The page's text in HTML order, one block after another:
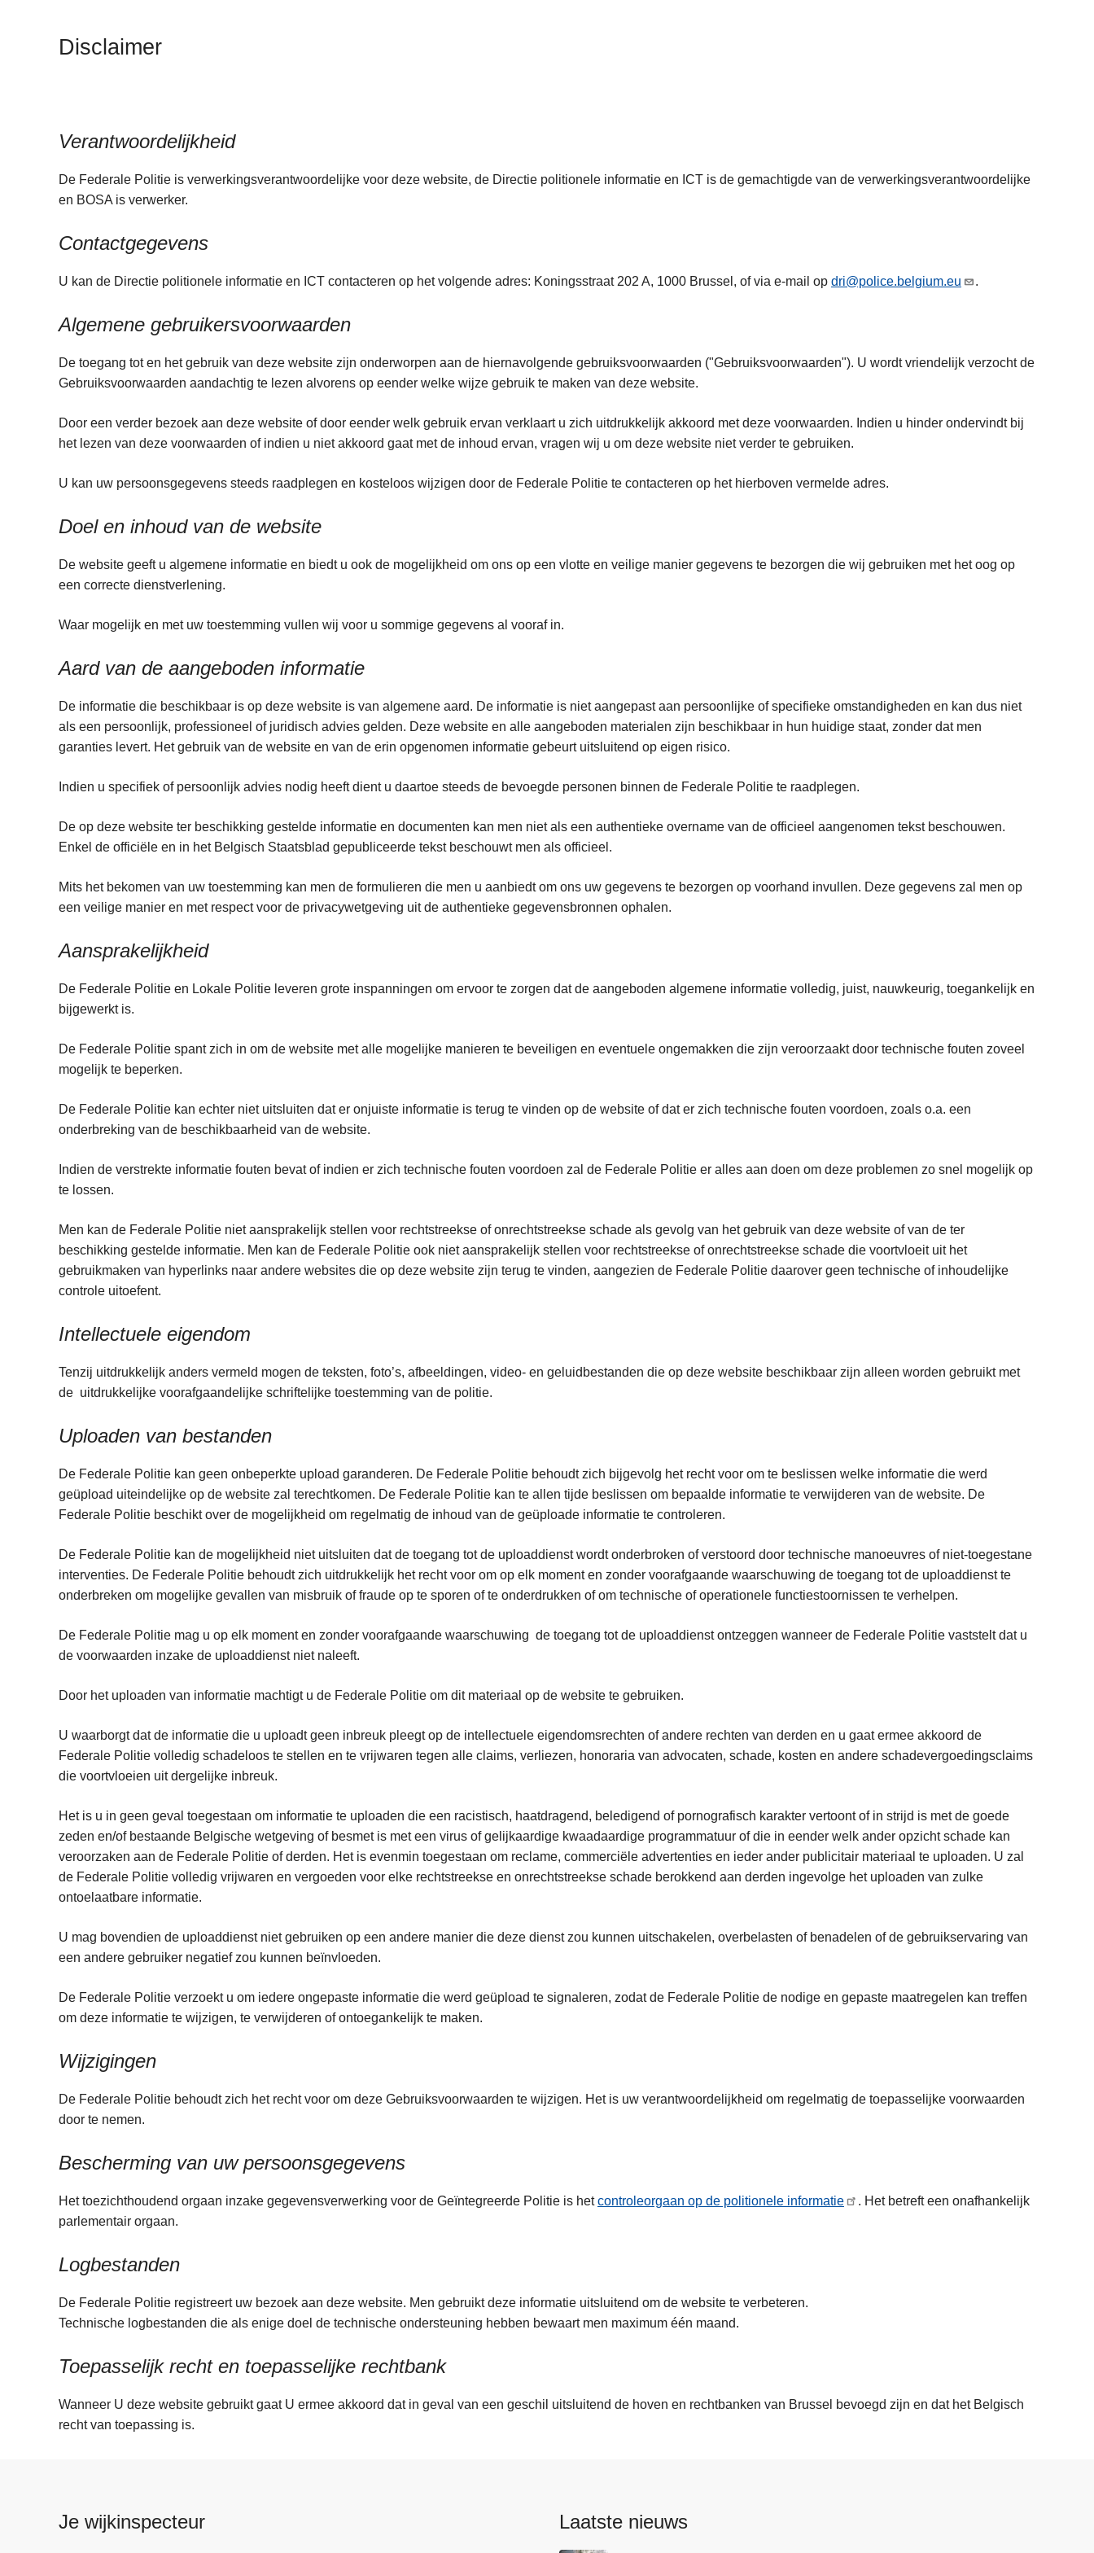
Disclaimer
Verantwoordelijkheid
De Federale Politie is verwerkingsverantwoordelijke voor deze website, de Directie politionele informatie en ICT is de gemachtigde van de verwerkingsverantwoordelijke
en BOSA is verwerker.
Contactgegevens
U kan de Directie politionele informatie en ICT contacteren op het volgende adres: Koningsstraat 202 A, 1000 Brussel, of via e-mail op dri@police.belgium.eu .
Algemene gebruikersvoorwaarden
De toegang tot en het gebruik van deze website zijn onderworpen aan de hiernavolgende gebruiksvoorwaarden ("Gebruiksvoorwaarden"). U wordt vriendelijk verzocht de
Gebruiksvoorwaarden aandachtig te lezen alvorens op eender welke wijze gebruik te maken van deze website.
Door een verder bezoek aan deze website of door eender welk gebruik ervan verklaart u zich uitdrukkelijk akkoord met deze voorwaarden. Indien u hinder ondervindt bij
het lezen van deze voorwaarden of indien u niet akkoord gaat met de inhoud ervan, vragen wij u om deze website niet verder te gebruiken.
U kan uw persoonsgegevens steeds raadplegen en kosteloos wijzigen door de Federale Politie te contacteren op het hierboven vermelde adres.
Doel en inhoud van de website
De website geeft u algemene informatie en biedt u ook de mogelijkheid om ons op een vlotte en veilige manier gegevens te bezorgen die wij gebruiken met het oog op
een correcte dienstverlening.
Waar mogelijk en met uw toestemming vullen wij voor u sommige gegevens al vooraf in.
Aard van de aangeboden informatie
De informatie die beschikbaar is op deze website is van algemene aard. De informatie is niet aangepast aan persoonlijke of specifieke omstandigheden en kan dus niet
als een persoonlijk, professioneel of juridisch advies gelden. Deze website en alle aangeboden materialen zijn beschikbaar in hun huidige staat, zonder dat men
garanties levert. Het gebruik van de website en van de erin opgenomen informatie gebeurt uitsluitend op eigen risico.
Indien u specifiek of persoonlijk advies nodig heeft dient u daartoe steeds de bevoegde personen binnen de Federale Politie te raadplegen.
De op deze website ter beschikking gestelde informatie en documenten kan men niet als een authentieke overname van de officieel aangenomen tekst beschouwen.
Enkel de officiële en in het Belgisch Staatsblad gepubliceerde tekst beschouwt men als officieel.
Mits het bekomen van uw toestemming kan men de formulieren die men u aanbiedt om ons uw gegevens te bezorgen op voorhand invullen. Deze gegevens zal men op
een veilige manier en met respect voor de privacywetgeving uit de authentieke gegevensbronnen ophalen.
Aansprakelijkheid
De Federale Politie en Lokale Politie leveren grote inspanningen om ervoor te zorgen dat de aangeboden algemene informatie volledig, juist, nauwkeurig, toegankelijk en
bijgewerkt is.
De Federale Politie spant zich in om de website met alle mogelijke manieren te beveiligen en eventuele ongemakken die zijn veroorzaakt door technische fouten zoveel
mogelijk te beperken.
De Federale Politie kan echter niet uitsluiten dat er onjuiste informatie is terug te vinden op de website of dat er zich technische fouten voordoen, zoals o.a. een
onderbreking van de beschikbaarheid van de website.
Indien de verstrekte informatie fouten bevat of indien er zich technische fouten voordoen zal de Federale Politie er alles aan doen om deze problemen zo snel mogelijk op
te lossen.
Men kan de Federale Politie niet aansprakelijk stellen voor rechtstreekse of onrechtstreekse schade als gevolg van het gebruik van deze website of van de ter
beschikking gestelde informatie. Men kan de Federale Politie ook niet aansprakelijk stellen voor rechtstreekse of onrechtstreekse schade die voortvloeit uit het
gebruikmaken van hyperlinks naar andere websites die op deze website zijn terug te vinden, aangezien de Federale Politie daarover geen technische of inhoudelijke
controle uitoefent.
Intellectuele eigendom
Tenzij uitdrukkelijk anders vermeld mogen de teksten, foto’s, afbeeldingen, video- en geluidbestanden die op deze website beschikbaar zijn alleen worden gebruikt met
de uitdrukkelijke voorafgaandelijke schriftelijke toestemming van de politie.
Uploaden van bestanden
De Federale Politie kan geen onbeperkte upload garanderen. De Federale Politie behoudt zich bijgevolg het recht voor om te beslissen welke informatie die werd
geüpload uiteindelijke op de website zal terechtkomen. De Federale Politie kan te allen tijde beslissen om bepaalde informatie te verwijderen van de website. De
Federale Politie beschikt over de mogelijkheid om regelmatig de inhoud van de geüploade informatie te controleren.
De Federale Politie kan de mogelijkheid niet uitsluiten dat de toegang tot de uploaddienst wordt onderbroken of verstoord door technische manoeuvres of niet-toegestane
interventies. De Federale Politie behoudt zich uitdrukkelijk het recht voor om op elk moment en zonder voorafgaande waarschuwing de toegang tot de uploaddienst te
onderbreken om mogelijke gevallen van misbruik of fraude op te sporen of te onderdrukken of om technische of operationele functiestoornissen te verhelpen.
De Federale Politie mag u op elk moment en zonder voorafgaande waarschuwing de toegang tot de uploaddienst ontzeggen wanneer de Federale Politie vaststelt dat u
de voorwaarden inzake de uploaddienst niet naleeft.
Door het uploaden van informatie machtigt u de Federale Politie om dit materiaal op de website te gebruiken.
U waarborgt dat de informatie die u uploadt geen inbreuk pleegt op de intellectuele eigendomsrechten of andere rechten van derden en u gaat ermee akkoord de
Federale Politie volledig schadeloos te stellen en te vrijwaren tegen alle claims, verliezen, honoraria van advocaten, schade, kosten en andere schadevergoedingsclaims
die voortvloeien uit dergelijke inbreuk.
Het is u in geen geval toegestaan om informatie te uploaden die een racistisch, haatdragend, beledigend of pornografisch karakter vertoont of in strijd is met de goede
zeden en/of bestaande Belgische wetgeving of besmet is met een virus of gelijkaardige kwaadaardige programmatuur of die in eender welk ander opzicht schade kan
veroorzaken aan de Federale Politie of derden. Het is evenmin toegestaan om reclame, commerciële advertenties en ieder ander publicitair materiaal te uploaden. U zal
de Federale Politie volledig vrijwaren en vergoeden voor elke rechtstreekse en onrechtstreekse schade berokkend aan derden ingevolge het uploaden van zulke
ontoelaatbare informatie.
U mag bovendien de uploaddienst niet gebruiken op een andere manier die deze dienst zou kunnen uitschakelen, overbelasten of benadelen of de gebruikservaring van
een andere gebruiker negatief zou kunnen beïnvloeden.
De Federale Politie verzoekt u om iedere ongepaste informatie die werd geüpload te signaleren, zodat de Federale Politie de nodige en gepaste maatregelen kan treffen
om deze informatie te wijzigen, te verwijderen of ontoegankelijk te maken.
Wijzigingen
De Federale Politie behoudt zich het recht voor om deze Gebruiksvoorwaarden te wijzigen. Het is uw verantwoordelijkheid om regelmatig de toepasselijke voorwaarden
door te nemen.
Bescherming van uw persoonsgegevens
Het toezichthoudend orgaan inzake gegevensverwerking voor de Geïntegreerde Politie is hetcontroleorgaan op de politionele informatie
. Het betreft een onafhankelijk
parlementair orgaan.
Logbestanden
De Federale Politie registreert uw bezoek aan deze website. Men gebruikt deze informatie uitsluitend om de website te verbeteren.
Technische logbestanden die als enige doel de technische ondersteuning hebben bewaart men maximum één maand.
Toepasselijk recht en toepasselijke rechtbank
Wanneer U deze website gebruikt gaat U ermee akkoord dat in geval van een geschil uitsluitend de hoven en rechtbanken van Brussel bevoegd zijn en dat het Belgisch
recht van toepassing is.
Je wijkinspecteur Laatste nieuws